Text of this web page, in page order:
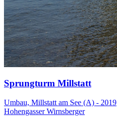
Sprungturm Millstatt
Umbau, Millstatt am See (A) - 2019
Hohengasser Wirnsberger